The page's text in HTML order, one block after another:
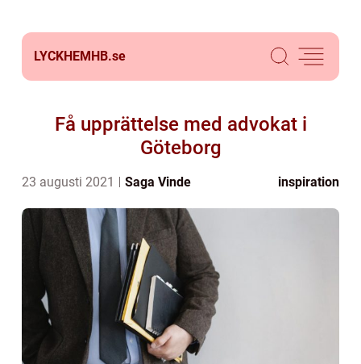
LYCKHEMHB.se
Få upprättelse med advokat i
Göteborg
23 augusti 2021 Saga Vinde inspiration